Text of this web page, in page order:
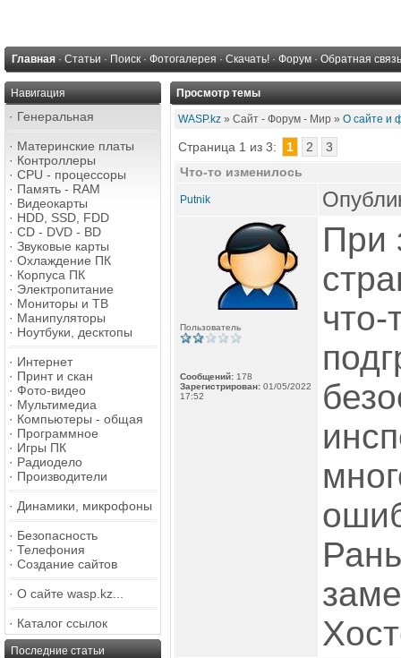
Главная · Статьи · Поиск · Фотогалерея · Скачать! · Форум · Обратная связь
Навигация
· Генеральная
· Материнские платы
· Контроллеры
· CPU - процессоры
· Память - RAM
· Видеокарты
· HDD, SSD, FDD
· CD - DVD - BD
· Звуковые карты
· Охлаждение ПК
· Корпуса ПК
· Электропитание
· Мониторы и ТВ
· Манипуляторы
· Ноутбуки, десктопы
· Интернет
· Принт и скан
· Фото-видео
· Мультимедиа
· Компьютеры - общая
· Программное
· Игры ПК
· Радиодело
· Производители
· Динамики, микрофоны
· Безопасность
· Телефония
· Создание сайтов
· О сайте wasp.kz...
· Каталог ссылок
Последние статьи
Просмотр темы
WASP.kz » Сайт - Форум - Мир » О сайте и
Страница 1 из 3: 1 2
3
Что-то изменилось
Putnik
Пользователь
Сообщений: 178
Зарегистрирован: 01/05/2022
17:52
При
что-